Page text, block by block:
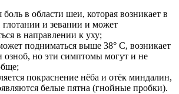
в области шеи, которая возникает в
и зевании и может
в направлении к уху;
подниматься выше 38° C, возникает
озноб, но эти симптомы могут и не
покраснение нёба и отёк миндалин,
белые пятна (гнойные пробки).